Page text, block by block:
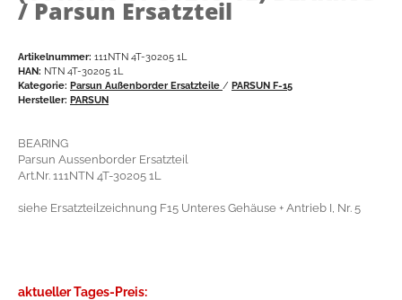
/ Parsun Ersatzteil
Artikelnummer: 111NTN 4T-30205 1L
HAN: NTN 4T-30205 1L
Kategorie: Parsun Außenborder Ersatzteile / PARSUN F-15
Hersteller: PARSUN
BEARING
Parsun Aussenborder Ersatzteil
Art.Nr. 111NTN 4T-30205 1L
siehe Ersatzteilzeichnung F15 Unteres Gehäuse + Antrieb I, Nr. 5
aktueller Tages-Preis: